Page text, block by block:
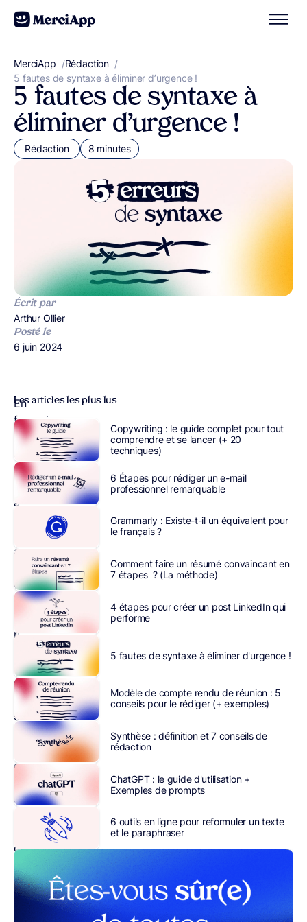
Aller au contenu
MerciApp correcteur orthographe
/Rédaction /
5 fautes de syntaxe à éliminer d’urgence !
5 fautes de syntaxe à
éliminer d’urgence !
Rédaction 8 minutes
Écrit par
Publié par
Arthur Ollier
Posté le
Publié le
6 juin 2024
En
français,
nous
avons
plutôt
tendance
à
attention
au
choix
de
l’orthographe
et
moins
lasyntaxe d’une
phraseécrite.
Il
est
vrai
certaines fautes
syntaxe sont
fréquentes
et
moins
facilement
détectables
Les articles les plus lus
Copywriting : le guide complet pour tout
comprendre et se lancer (+ 20
techniques)
6 Étapes pour rédiger un e-mail
professionnel remarquable
Grammarly : Existe-t-il un équivalent pour
le français ?
Comment faire un résumé convaincant en
7 étapes ? (La méthode)
4 étapes pour créer un post LinkedIn qui
performe
5 fautes de syntaxe à éliminer d'urgence !
Modèle de compte rendu de réunion : 5
conseils pour le rédiger (+ exemples)
Synthèse : définition et 7 conseils de
rédaction
ChatGPT : le guide d'utilisation +
Exemples de prompts
6 outils en ligne pour reformuler un texte
et le paraphraser